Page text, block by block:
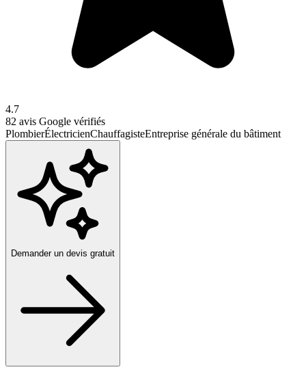
4.7
82 avis Google vérifiés
PlombierÉlectricienChauffagisteEntreprise générale du bâtiment
Demander un devis gratuit